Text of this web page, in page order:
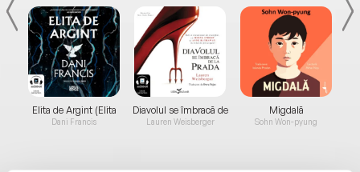
Elita de Argint (Elita
de...
Dani Francis
Diavolul se îmbracă de
la...
Lauren Weisberger
Migdală
Sohn Won-pyung